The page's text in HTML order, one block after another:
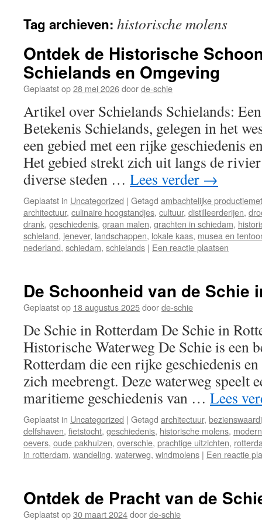
inhoud
Tag archieven: historische molens
Ontdek de Historische
Schielands en Omgeving
Geplaatst op28 mei 2026doorde-schie
Artikel over Schielands Schielands:
Betekenis Schielands, gelegen in het
een gebied met een rijke geschiedenis
Het gebied strekt zich uit langs de
diverse steden … Lees verder →
Geplaatst in Uncategorized | Getagd ambachtelijke
architectuur, culinaire hoogstandjes, cultuur, distilleerderijen,
drank, geschiedenis, graan malen, grachten in schiedam,
schieland, jenever, landschappen, lokale kaas, musea en
nederland, schiedam, schielands | Een reactie plaatsen
De Schoonheid van de Schie
Geplaatst op 18 augustus 2025doorde-schie
De Schie in Rotterdam De Schie in
Historische Waterweg De Schie is een
Rotterdam die een rijke geschiedenis
zich meebrengt. Deze waterweg speelt
maritieme geschiedenis van … Lees
Geplaatst in Uncategorized | Getagd architectuur,
delfshaven, fietstocht, geschiedenis, historische molens,
oevers, oude pakhuizen, overschie, prachtige uitzichten,
in rotterdam, wandeling, waterweg, windmolens | Een reactie
Ontdek de Pracht van de
Geplaatst op30 maart 2024doorde-schie